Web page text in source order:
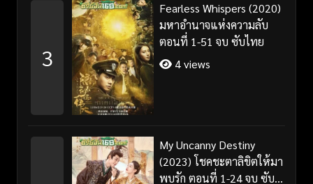
3
Fearless Whispers (2020)
มหาอำนาจแห่งความลับ
ตอนที่ 1-51 จบ ซับไทย
4 views
My Uncanny Destiny
(2023) โชคชะตาลิขิตให้มา
พบรัก ตอนที่ 1-24 จบ ซับ